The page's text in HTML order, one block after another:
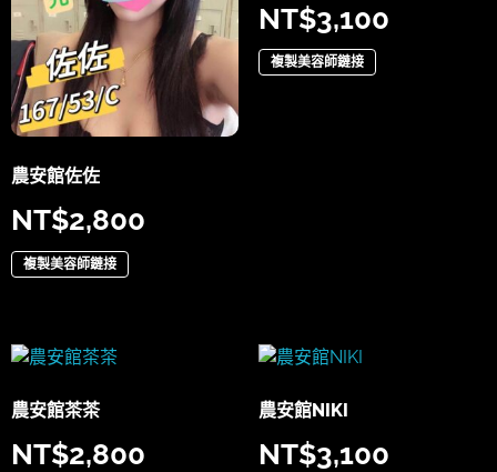
農安館佐佐
NT$2,800
複製美容師鏈接
NT$3,100
複製美容師鏈接
農安館茶茶
NT$2,800
農安館NIKI
NT$3,100